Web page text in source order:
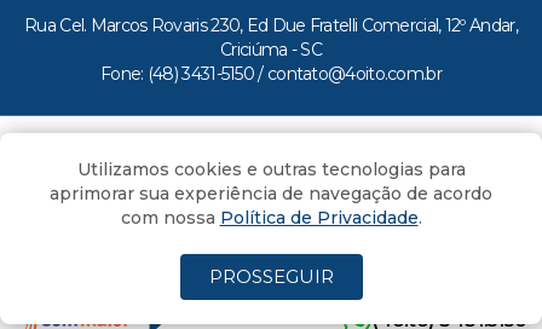
Rua Cel. Marcos Rovaris 230, Ed Due Fratelli Comercial, 12º Andar,
Criciúma - SC
Fone: (48) 3431-5150 / contato@4oito.com.br
Todos os direitos reservados ao Portal 4oito
(4oito) 3431.5150
Utilizamos cookies e outras tecnologias para
aprimorar sua experiência de navegação de acordo
com nossa Política de Privacidade.
PROSSEGUIR